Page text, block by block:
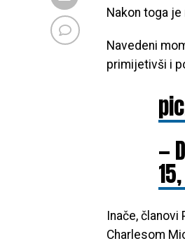
Nakon toga
Navedeni
primijetivši i
—
Inače,
Charlesom